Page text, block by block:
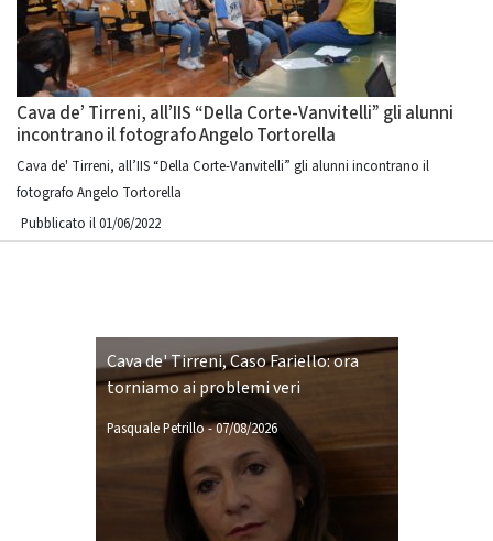
Cava de’ Tirreni, all’IIS “Della Corte-Vanvitelli” gli alunni
incontrano il fotografo Angelo Tortorella
Cava de' Tirreni, all’IIS “Della Corte-Vanvitelli” gli alunni incontrano il
fotografo Angelo Tortorella
Pubblicato il 01/06/2022
Cava de' Tirreni, Caso Fariello: ora
torniamo ai problemi veri
Pasquale Petrillo-07/08/2026